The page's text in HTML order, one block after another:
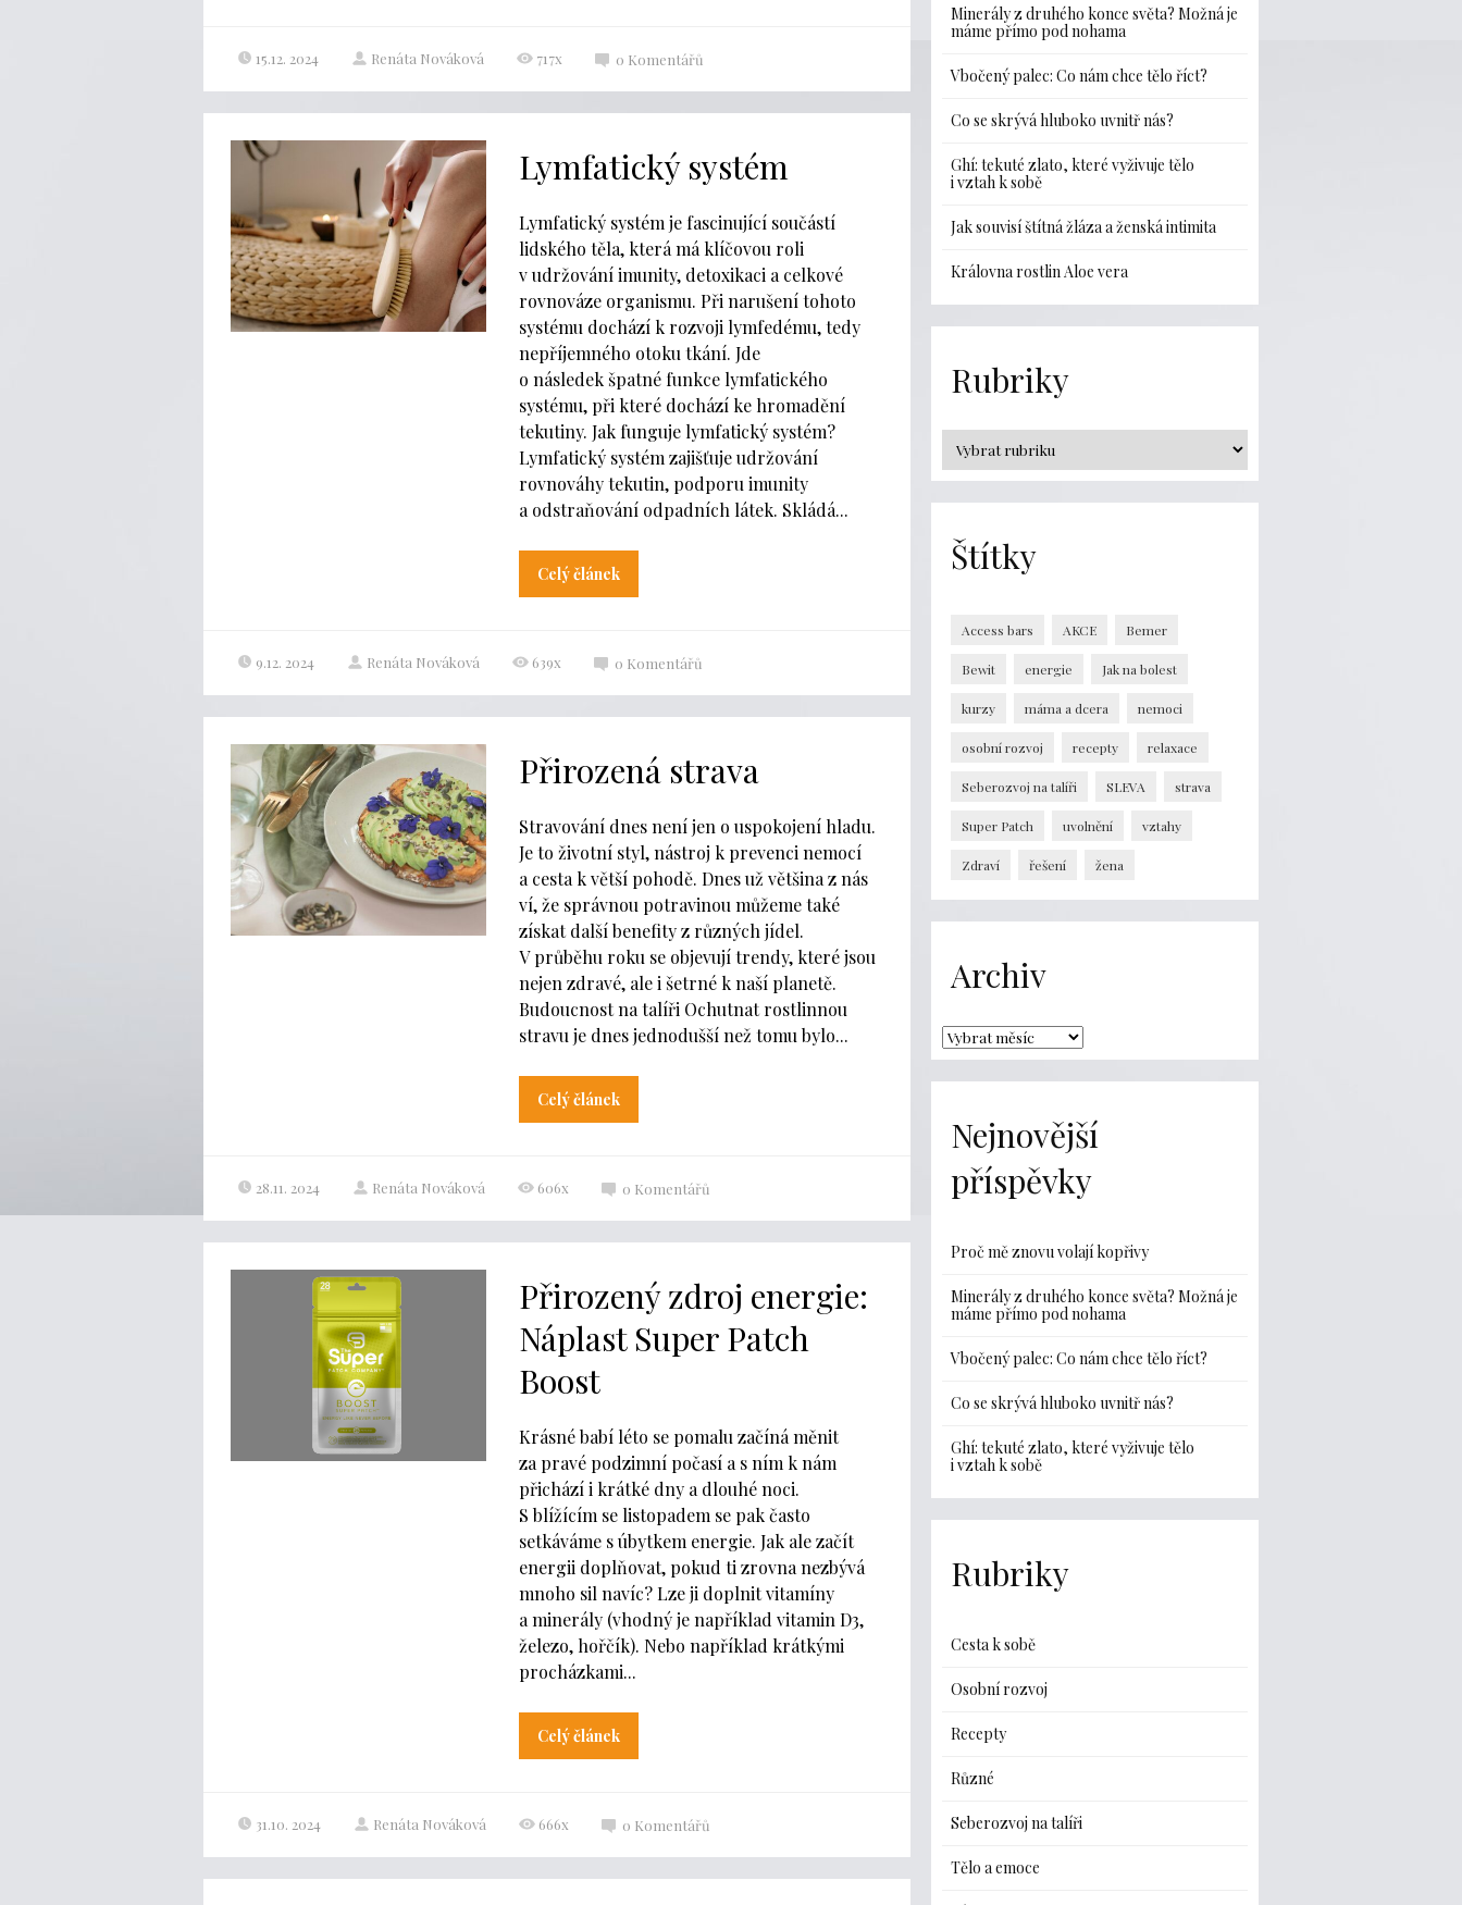
15.12. 2024 Renáta Nováková 717x 0 Komentářů
Lymfatický systém
Lymfatický systém je fascinující součástí
lidského těla, která má klíčovou roli
v udržování imunity, detoxikaci a celkové
rovnováze organismu. Při narušení tohoto
systému dochází k rozvoji lymfedému, tedy
nepříjemného otoku tkání. Jde
o následek špatné funkce lymfatického
systému, při které dochází ke hromadění
tekutiny. Jak funguje lymfatický systém?
Lymfatický systém zajišťuje udržování
rovnováhy tekutin, podporu imunity
a odstraňování odpadních látek. Skládá...
Celý článek
9.12. 2024 Renáta Nováková 639x 0 Komentářů
Přirozená strava
Stravování dnes není jen o uspokojení hladu.
Je to životní styl, nástroj k prevenci nemocí
a cesta k větší pohodě. Dnes už většina z nás
ví, že správnou potravinou můžeme také
získat další benefity z různých jídel.
V průběhu roku se objevují trendy, které jsou
nejen zdravé, ale i šetrné k naší planetě.
Budoucnost na talíři Ochutnat rostlinnou
stravu je dnes jednodušší než tomu bylo...
Celý článek
28.11. 2024 Renáta Nováková 606x 0 Komentářů
Přirozený zdroj energie:
Náplast Super Patch
Boost
Krásné babí léto se pomalu začíná měnit
za pravé podzimní počasí a s ním k nám
přichází i krátké dny a dlouhé noci.
S blížícím se listopadem se pak často
setkáváme s úbytkem energie. Jak ale začít
energii doplňovat, pokud ti zrovna nezbývá
mnoho sil navíc? Lze ji doplnit vitamíny
a minerály (vhodný je například vitamin D3,
železo, hořčík). Nebo například krátkými
procházkami...
Celý článek
31.10. 2024 Renáta Nováková 666x 0 Komentářů
Minerály z druhého konce světa? Možná je
máme přímo pod nohama
Vbočený palec: Co nám chce tělo říct?
Co se skrývá hluboko uvnitř nás?
Ghí: tekuté zlato, které vyživuje tělo
i vztah k sobě
Jak souvisí štítná žláza a ženská intimita
Královna rostlin Aloe vera
Rubriky
Štítky
Access bars AKCE Bemer
Bewit energie Jak na bolest
kurzy máma a dcera nemoci
osobní rozvoj recepty relaxace
Seberozvoj na talíři SLEVA strava
Super Patch uvolnění vztahy
Zdraví řešení žena
Archiv
Nejnovější
příspěvky
Proč mě znovu volají kopřivy
Minerály z druhého konce světa? Možná je
máme přímo pod nohama
Vbočený palec: Co nám chce tělo říct?
Co se skrývá hluboko uvnitř nás?
Ghí: tekuté zlato, které vyživuje tělo
i vztah k sobě
Rubriky
Cesta k sobě
Osobní rozvoj
Recepty
Různé
Seberozvoj na talíři
Tělo a emoce